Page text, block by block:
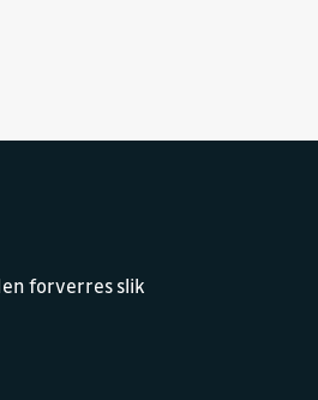
forverres slik